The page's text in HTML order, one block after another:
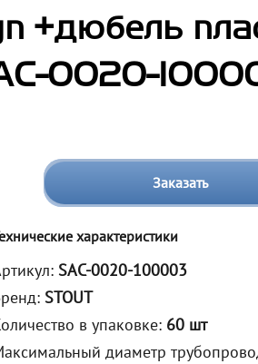
+дюбель
0020-
Заказать
характеристики
SAC-0020-100003
STOUT
в упаковке: 60 шт
диаметр